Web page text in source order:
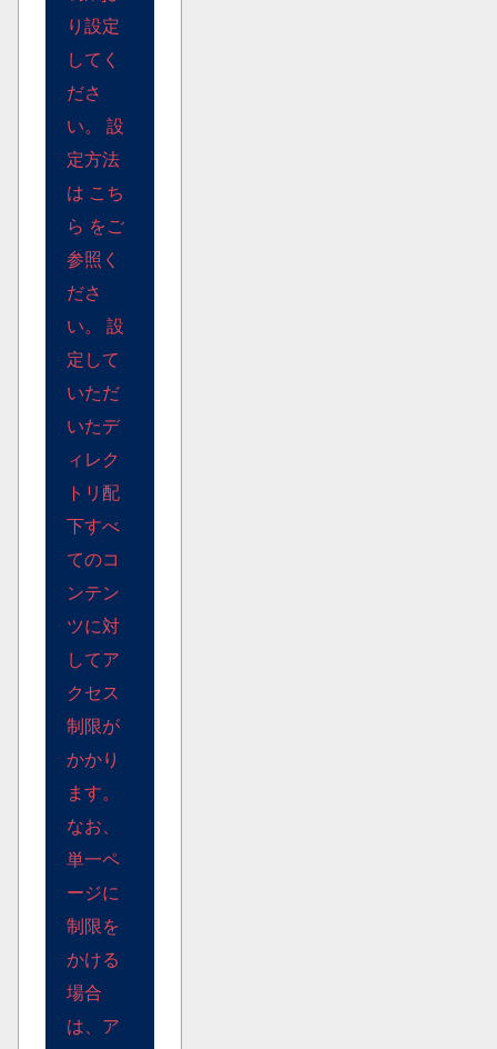
り設定
してく
ださ
い。 設
定方法
は こち
ら をご
参照く
ださ
い。 設
定して
いただ
いたデ
ィレク
トリ配
下すべ
てのコ
ンテン
ツに対
してア
クセス
制限が
かかり
ます。
なお、
単一ペ
ージに
制限を
かける
場合
は、ア